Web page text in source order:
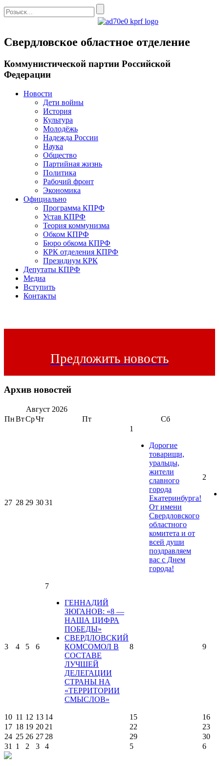
Свердловское областное отделение
Коммунистической партии Российской
Федерации
Новости
Дети войны
История
Культура
Молодёжь
Надежда России
Наука
Общество
Партийная жизнь
Политика
Рабочий фронт
Экономика
Официально
Программа КПРФ
Устав КПРФ
Теория коммунизма
Обком КПРФ
Бюро обкома КПРФ
КРК отделения КПРФ
Президиум КРК
Депутаты КПРФ
Медиа
Вступить
Контакты
Предложить новость
Архив новостей
Август 2026
ПнВтСрЧт Пт Сб
27 28 29 3031
1
Дорогие
товарищи,
уральцы,
жители
славного
города
Екатеринбурга!
От имени
Свердловского
областного
комитета и от
всей души
поздравляем
вас с Днем
города!
2
3 4 5 6
7
ГЕННАДИЙ
ЗЮГАНОВ: «8 —
НАША ЦИФРА
ПОБЕДЫ»
СВЕРДЛОВСКИЙ
КОМСОМОЛ В
СОСТАВЕ
ЛУЧШЕЙ
ДЕЛЕГАЦИИ
СТРАНЫ НА
«ТЕРРИТОРИИ
СМЫСЛОВ»
8 9
10 11 12 13 14 15
16
17 18 19 20 21 22
23
24 25 26 27 28 29
30
31
1 2 3 4 5 6